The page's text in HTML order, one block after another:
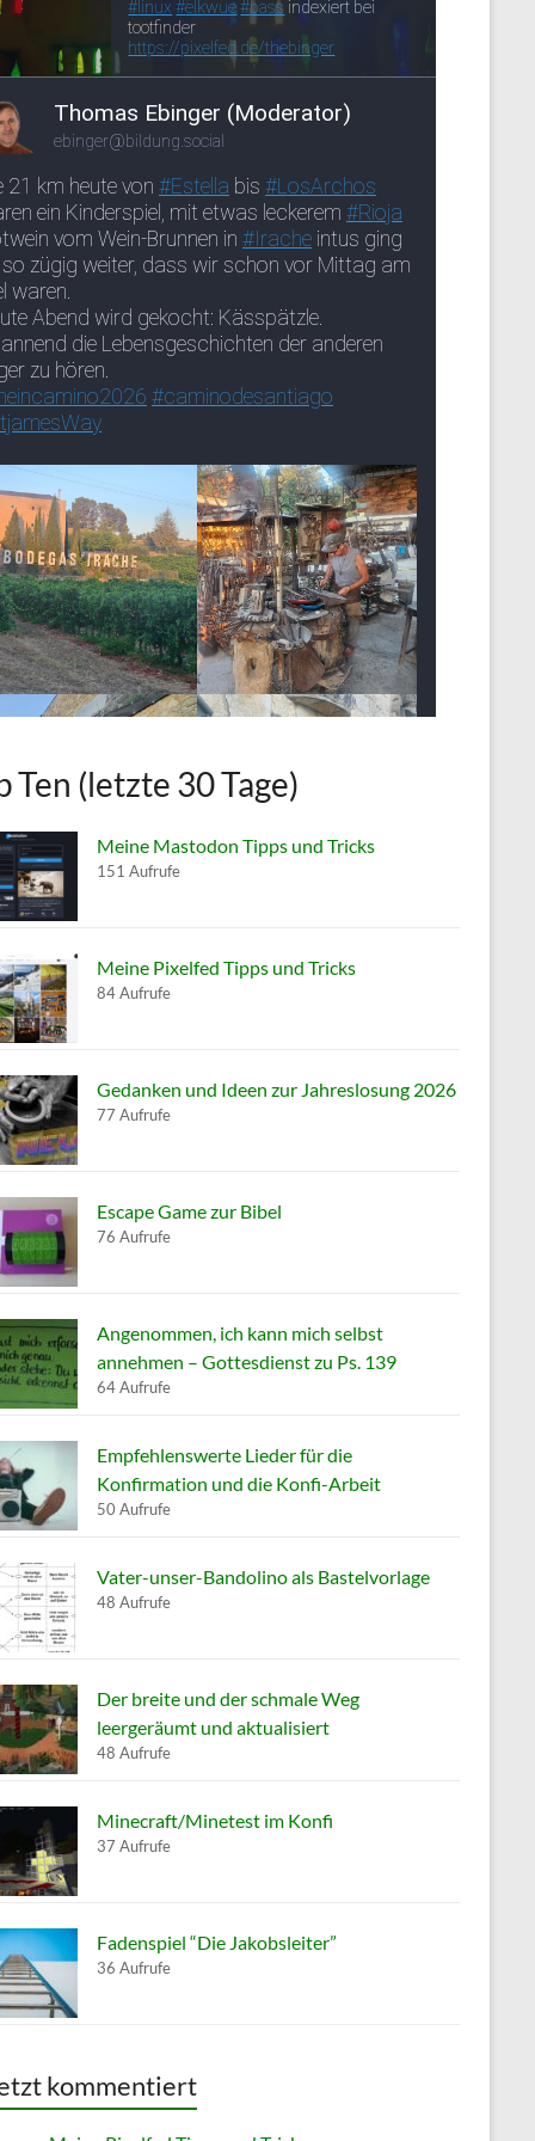
Ten (letzte 30 Tage)
Meine Mastodon Tipps und Tricks
151 Aufrufe
Meine Pixelfed Tipps und Tricks
84 Aufrufe
Gedanken und Ideen zur Jahreslosung 2026
77 Aufrufe
Escape Game zur Bibel
76 Aufrufe
Angenommen, ich kann mich selbst
annehmen – Gottesdienst zu Ps. 139
64 Aufrufe
Empfehlenswerte Lieder für die
Konfirmation und die Konfi-Arbeit
50 Aufrufe
Vater-unser-Bandolino als Bastelvorlage
48 Aufrufe
Der breite und der schmale Weg
leergeräumt und aktualisiert
48 Aufrufe
Minecraft/Minetest im Konfi
37 Aufrufe
Fadenspiel “Die Jakobsleiter”
36 Aufrufe
kommentiert